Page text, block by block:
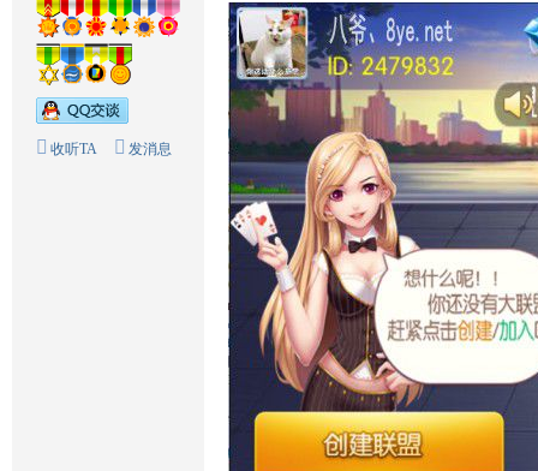
收听TA 发消息